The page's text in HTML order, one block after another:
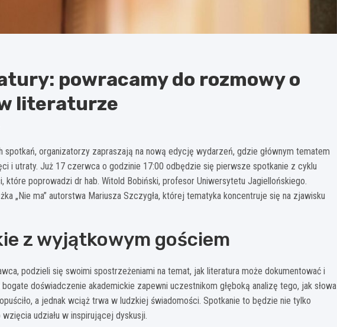
powracamy do rozmowy o
literaturze
organizatorzy zapraszają na nową edycję wydarzeń, gdzie głównym tematem
i utraty. Już 17 czerwca o godzinie 17:00 odbędzie się pierwsze spotkanie z cyklu
które poprowadzi dr hab. Witold Bobiński, profesor Uniwersytetu Jagiellońskiego.
„Nie ma” autorstwa Mariusza Szczygła, której tematyka koncentruje się na zjawisku
z wyjątkowym gościem
podzieli się swoimi spostrzeżeniami na temat, jak literatura może dokumentować i
doświadczenie akademickie zapewni uczestnikom głęboką analizę tego, jak słowa
a jednak wciąż trwa w ludzkiej świadomości. Spotkanie to będzie nie tylko
udziału w inspirującej dyskusji.